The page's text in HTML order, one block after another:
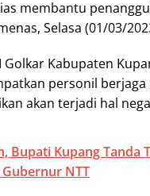
membantu
Selasa (01/03/
Golkar Kabupaten
personil
akan terjadi hal
Bupati Kupang Tanda
NTT